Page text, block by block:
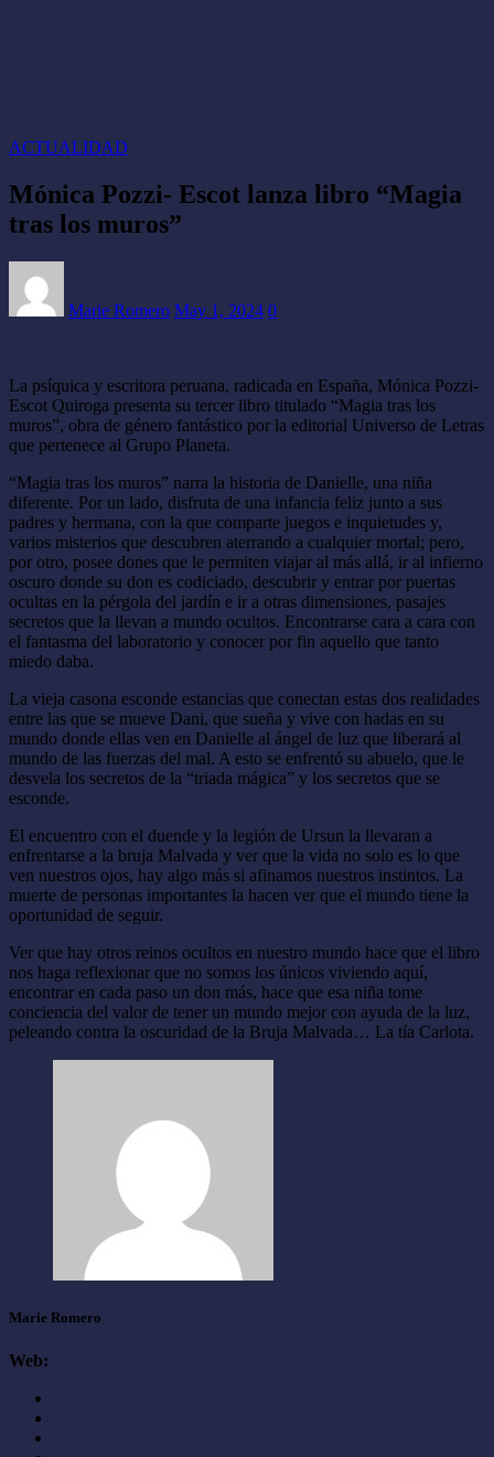
ACTUALIDAD
Mónica Pozzi- Escot lanza libro “Magia
tras los muros”
Marie Romero May 1, 2024 0
La psíquica y escritora peruana, radicada en España, Mónica Pozzi-
Escot Quiroga presenta su tercer libro titulado “Magia tras los
muros”, obra de género fantástico por la editorial Universo de Letras
que pertenece al Grupo Planeta.
“Magia tras los muros” narra la historia de Danielle, una niña
diferente. Por un lado, disfruta de una infancia feliz junto a sus
padres y hermana, con la que comparte juegos e inquietudes y,
varios misterios que descubren aterrando a cualquier mortal; pero,
por otro, posee dones que le permiten viajar al más allá, ir al infierno
oscuro donde su don es codiciado, descubrir y entrar por puertas
ocultas en la pérgola del jardín e ir a otras dimensiones, pasajes
secretos que la llevan a mundo ocultos. Encontrarse cara a cara con
el fantasma del laboratorio y conocer por fin aquello que tanto
miedo daba.
La vieja casona esconde estancias que conectan estas dos realidades
entre las que se mueve Dani, que sueña y vive con hadas en su
mundo donde ellas ven en Danielle al ángel de luz que liberará al
mundo de las fuerzas del mal. A esto se enfrentó su abuelo, que le
desvela los secretos de la “triada mágica” y los secretos que se
esconde.
El encuentro con el duende y la legión de Ursun la llevaran a
enfrentarse a la bruja Malvada y ver que la vida no solo es lo que
ven nuestros ojos, hay algo más si afinamos nuestros instintos. La
muerte de personas importantes la hacen ver que el mundo tiene la
oportunidad de seguir.
Ver que hay otros reinos ocultos en nuestro mundo hace que el libro
nos haga reflexionar que no somos los únicos viviendo aquí,
encontrar en cada paso un don más, hace que esa niña tome
conciencia del valor de tener un mundo mejor con ayuda de la luz,
peleando contra la oscuridad de la Bruja Malvada… La tía Carlota.
Marie Romero
Web: